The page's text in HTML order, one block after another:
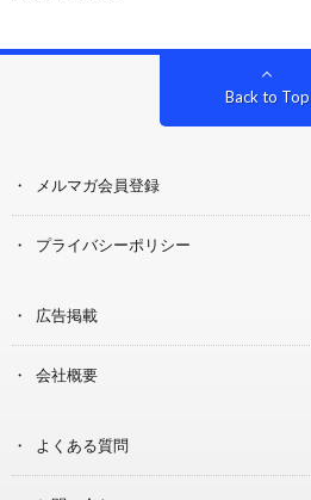
Back to Top
メルマガ会員登録
プライバシーポリシー
広告掲載
会社概要
よくある質問